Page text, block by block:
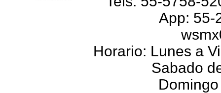
App: 55-
Horario: Lunes a
Sabado